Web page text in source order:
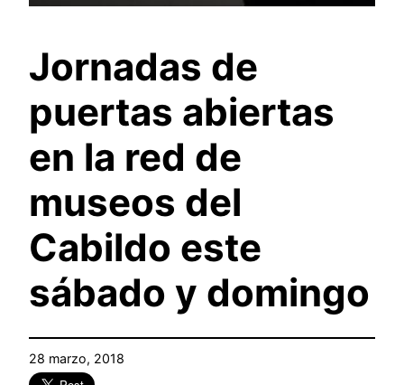
Jornadas de
puertas abiertas
en la red de
museos del
Cabildo este
sábado y domingo
28 marzo, 2018